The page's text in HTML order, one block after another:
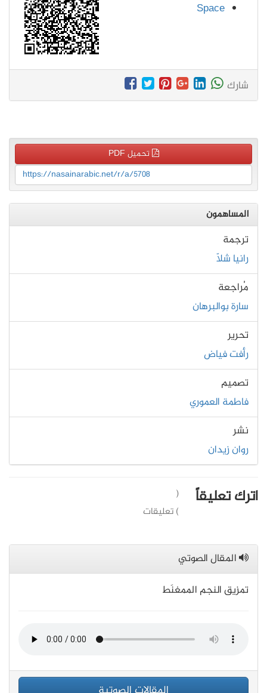
Space
شارك
تحميل PDF
https://nasainarabic.net/r/a/5708
المساهمون
ترجمة
رانيا شلّا
مُراجعة
سارة بوالبرهان
تحرير
رأفت فياض
تصميم
فاطمة العموري
نشر
روان زيدان
اترك تعليقاً
(
) تعليقات
المقال الصوتي
تمزيق النجم الممغنَط